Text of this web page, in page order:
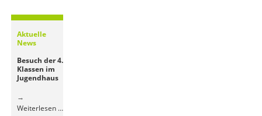
Aktuelle
News
Besuch der 4.
Klassen im
Jugendhaus
Weiterlesen …Besuch